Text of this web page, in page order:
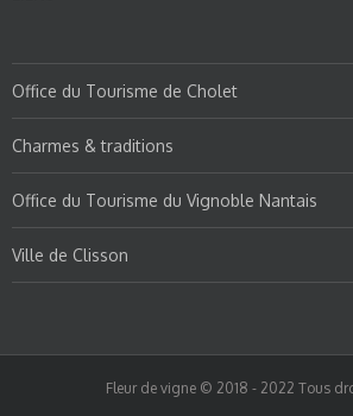
Office du Tourisme de Cholet
Charmes & traditions
Office du Tourisme du Vignoble Nantais
Ville de Clisson
Fleur de vigne © 2018 - 2022 Tous